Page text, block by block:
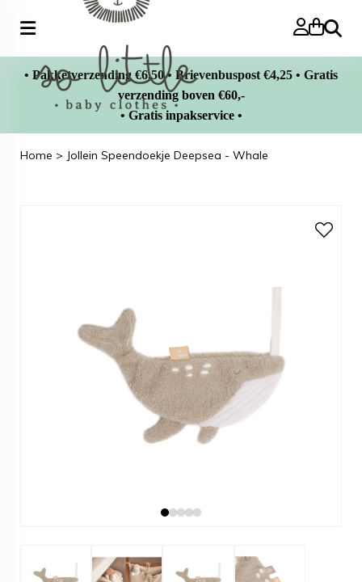
Zoeken
• Pakketverzending €6,50 • Brievenbuspost €4,25 • Gratis
verzending boven €60,-
• Gratis inpakservice •
Home > Jollein Speendoekje Deepsea - Whale